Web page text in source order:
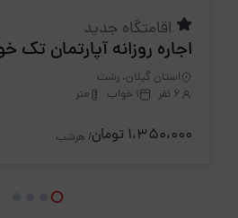
اقامتگاه جدید
اجاره روزانه آپارتمان
استان گیلان، رشت
6 نفر
1 خواب متر
1،350،000 تومان / هرشب